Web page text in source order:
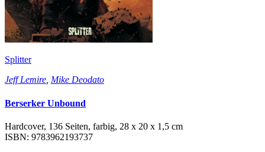
Splitter
Jeff Lemire, Mike Deodato
Berserker Unbound
Hardcover, 136 Seiten, farbig, 28 x 20 x 1,5 cm
ISBN: 9783962193737